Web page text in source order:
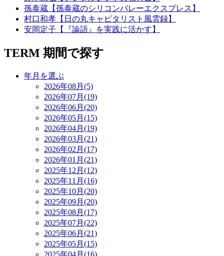
孫泰蔵【孫泰蔵のシリコンバレーエクスプレス】
村口和孝【日の丸キャピタリスト風雲録】
安岡定子【『論語』を実践に活かす】
TERM 期間で探す
年月を選ぶ
2026年08月(5)
2026年07月(19)
2026年06月(20)
2026年05月(15)
2026年04月(19)
2026年03月(21)
2026年02月(17)
2026年01月(21)
2025年12月(12)
2025年11月(16)
2025年10月(20)
2025年09月(20)
2025年08月(17)
2025年07月(22)
2025年06月(21)
2025年05月(15)
2025年04月(16)